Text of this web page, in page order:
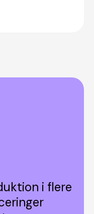
i flere